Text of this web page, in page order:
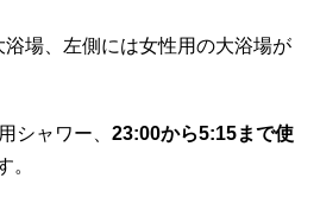
場、左側には女性用の大浴場が
シャワー、 23:00から5:15まで使
。